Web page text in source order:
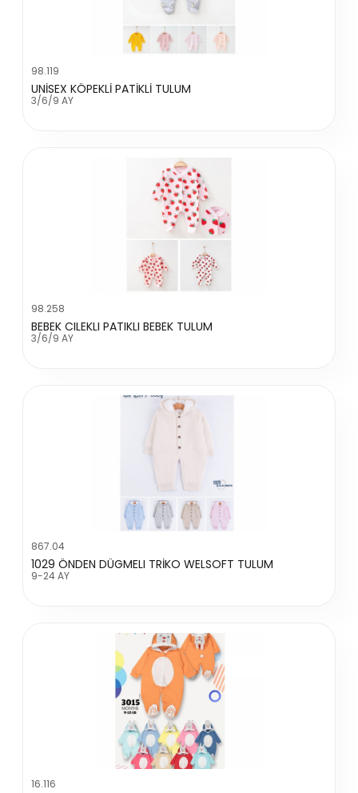
98.119
UNİSEX KÖPEKLİ PATİKLİ TULUM
3/6/9 AY
98.258
BEBEK CILEKLI PATIKLI BEBEK TULUM
3/6/9 AY
867.04
1029 ÖNDEN DÜGMELI TRİKO WELSOFT TULUM
9-24 AY
16.116